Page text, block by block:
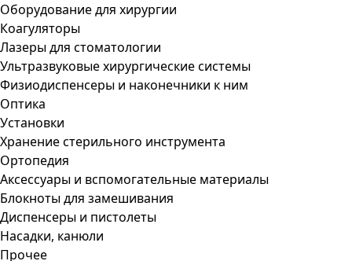
Оборудование для хирургии
Коагуляторы
Лазеры для стоматологии
Ультразвуковые хирургические системы
Физиодиспенсеры и наконечники к ним
Оптика
Установки
Хранение стерильного инструмента
Ортопедия
Аксессуары и вспомогательные материалы
Блокноты для замешивания
Диспенсеры и пистолеты
Насадки, канюли
Прочее